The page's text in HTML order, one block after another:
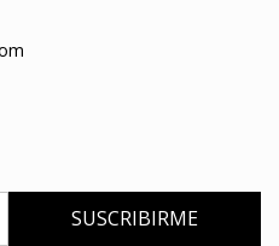
SUSCRIBIRME